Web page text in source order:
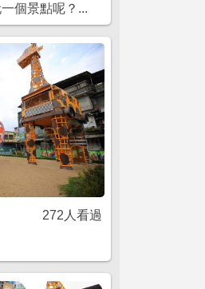
個景點呢？...
272人看過